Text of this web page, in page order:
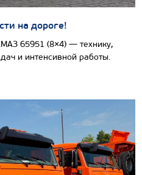
на дороге!
65951 (8×4) — технику,
и интенсивной работы.